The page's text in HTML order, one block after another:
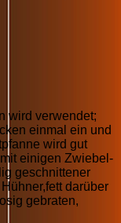
wird verwendet;
einmal ein und
wird gut
einigen Zwiebel-
geschnittener
darüber
gebraten,